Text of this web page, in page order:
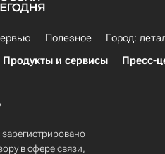
Полезное
Город:
Продукты и сервисы Пресс-
в сфере связи,